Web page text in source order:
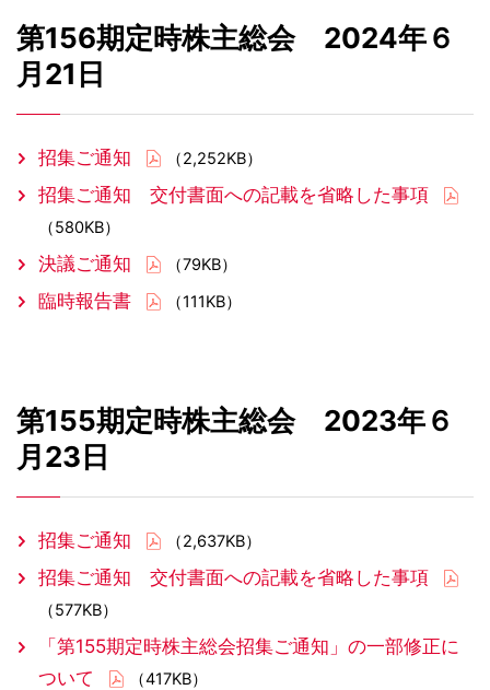
第156期定時株主総会 2024年６
月21日
招集ご通知 （2,252KB）
招集ご通知 交付書面への記載を省略した事項
（580KB）
決議ご通知 （79KB）
臨時報告書 （111KB）
第155期定時株主総会 2023年６
月23日
招集ご通知 （2,637KB）
招集ご通知 交付書面への記載を省略した事項
（577KB）
「第155期定時株主総会招集ご通知」の一部修正に
ついて
（417KB）